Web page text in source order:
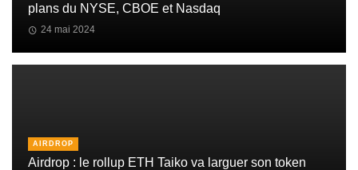
plans du NYSE, CBOE et Nasdaq
24 mai 2024
AIRDROP
Airdrop : le rollup ETH Taiko va larguer son token